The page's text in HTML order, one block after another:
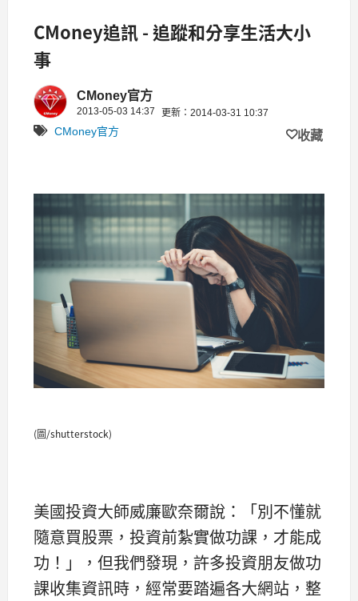
CMoney追訊 - 追蹤和分享生活大小
事
CMoney官方
2013-05-03 14:37 更新：2014-03-31 10:37
CMoney官方 收藏
(圖/shutterstock)
美國投資大師威廉歐奈爾說：「別不懂就
隨意買股票，投資前紮實做功課，才能成
功！」，但我們發現，許多投資朋友做功
課收集資訊時，經常要踏遍各大網站，整